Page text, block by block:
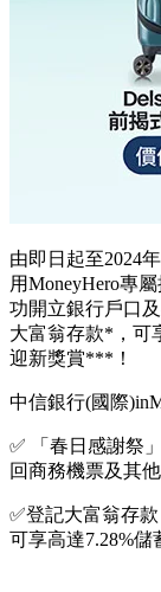
由即日起至2024
用MoneyHero專
功開立銀行戶口
大富翁存款*，可
迎新獎賞***！
中信銀行(國際
✅ 「春日感謝祭
回商務機票及其
✅登記大富翁存
可享高達7.28%儲